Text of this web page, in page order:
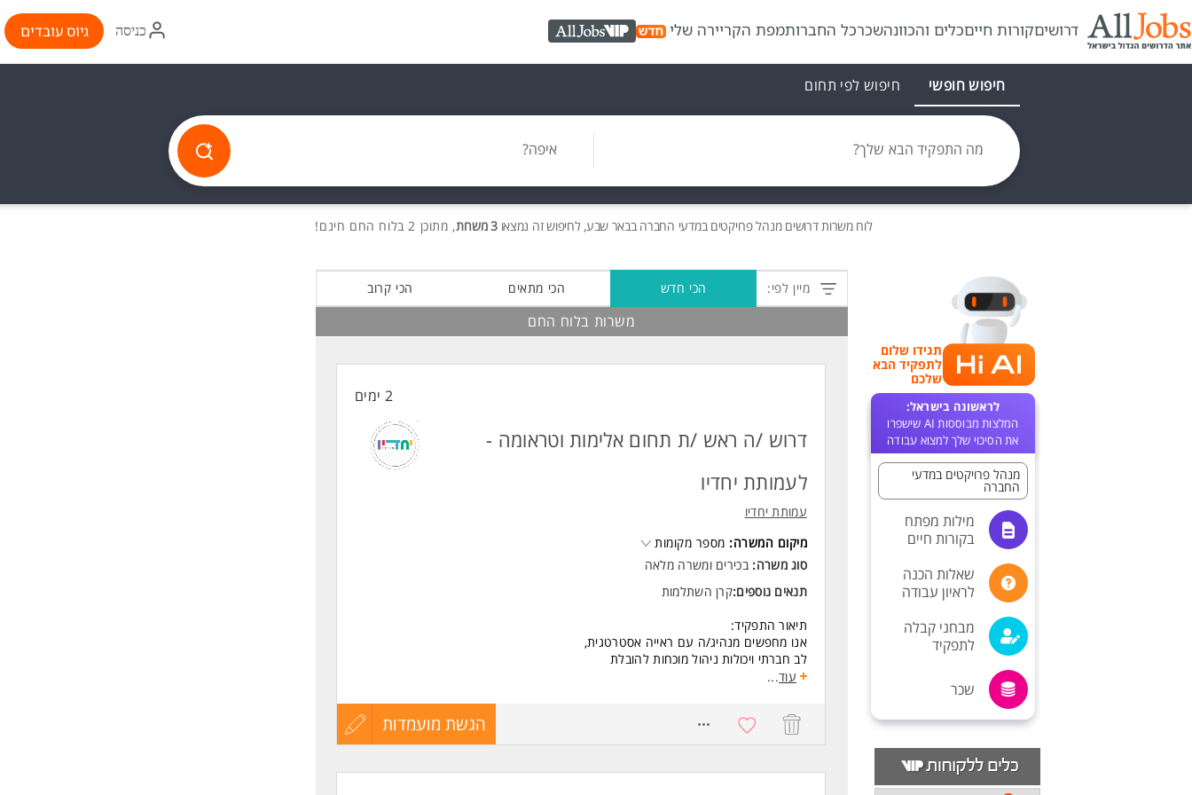
דרושיםקורות חייםכלים והכוונהשכרכל החברותמפת הקריירה שלי AllJobs VIP
איקון
התחברות
כניסה גיוס עובדים
חיפוש חופשי חיפוש לפי תחום
מה התפקיד הבא שלך? איפה?
לוח משרותדרושים מנהל פרויקטים במדעי החברה בבאר שבע, לחיפוש זה נמצאו3 משרות , מתוכן 2 בלוח החם חינם!
תגידו שלום
לתפקיד הבא
שלכם
לראשונה בישראל:
המלצות מבוססות AI שישפרו
את הסיכוי שלך למצוא עבודה
מנהל פרויקטים במדעי
החברה
מילות מפתח
בקורות חיים
שאלות הכנה
לראיון עבודה
מבחני קבלה
לתפקיד
שכר
מיין לפי: הכי חדש הכי מתאים הכי קרוב
משרות בלוח החם
2 ימים
דרוש /ה ראש /ת תחום אלימות וטראומה -
לעמותת יחדיו
עמותת יחדיו
מיקום המשרה: מספר מקומות
סוג משרה:בכירים ומשרה מלאה
תנאים נוספים:קרן השתלמות
תיאור התפקיד:
אנו מחפשים מנהיג/ה עם ראייה אסטרטגית,
לב חברתי ויכולות ניהול מוכחות להובלת
ובניית תחום האלימות והטראומה
להוביל תהליכי עומק טיפוליים ולעצב מודלים חדשניים של שיקום והגנה
דרישות:
תואר ראשון ושני בעבודה סוציאלית.
עוד...
הגשת מועמדות
עדכון